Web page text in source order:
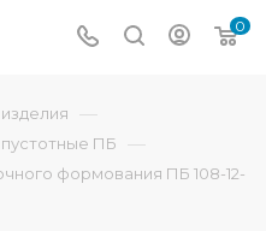
0
—
ПБ —
формования ПБ 108-12-